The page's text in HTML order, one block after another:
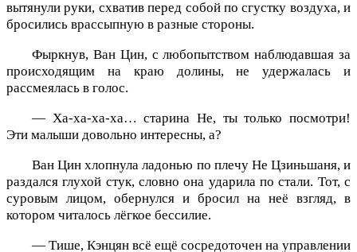
вытянули руки, схватив перед собой по сгустку воздуха, и
бросились врассыпную в разные стороны.
Фыркнув, Ван Цин, с любопытством наблюдавшая за
происходящим на краю долины, не удержалась и
рассмеялась в голос.
— Ха-ха-ха-ха… старина Не, ты только посмотри!
Эти малыши довольно интересны, а?
Ван Цин хлопнула ладонью по плечу Не Цзиньшаня, и
раздался глухой стук, словно она ударила по стали. Тот, с
суровым лицом, обернулся и бросил на неё взгляд, в
котором читалось лёгкое бессилие.
— Тише, Кэнцян всё ещё сосредоточен на управлении